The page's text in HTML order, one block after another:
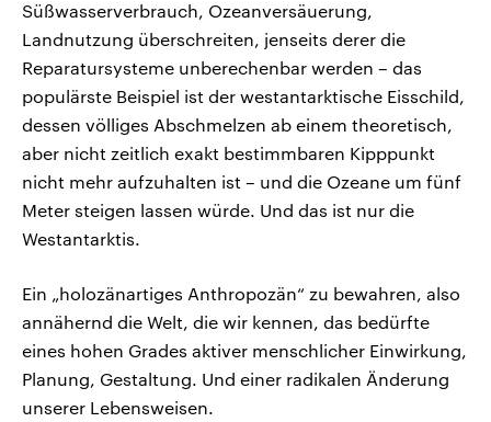
Süßwasserverbrauch, Ozeanversäuerung,
Landnutzung überschreiten, jenseits derer die
Reparatursysteme unberechenbar werden – das
populärste Beispiel ist der westantarktische Eisschild,
dessen völliges Abschmelzen ab einem theoretisch,
aber nicht zeitlich exakt bestimmbaren Kipppunkt
nicht mehr aufzuhalten ist – und die Ozeane um fünf
Meter steigen lassen würde. Und das ist nur die
Westantarktis.
Ein „holozänartiges Anthropozän“ zu bewahren, also
annähernd die Welt, die wir kennen, das bedürfte
eines hohen Grades aktiver menschlicher Einwirkung,
Planung, Gestaltung. Und einer radikalen Änderung
unserer Lebensweisen.